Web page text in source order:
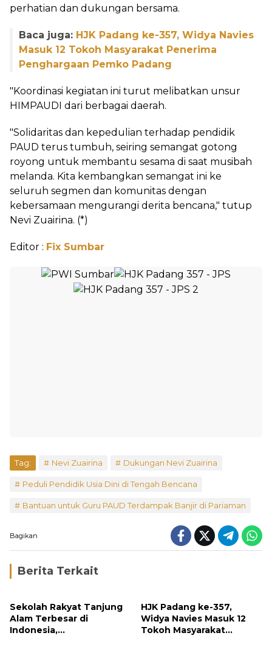
perhatian dan dukungan bersama.
Baca juga: HJK Padang ke-357, Widya Navies
Masuk 12 Tokoh Masyarakat Penerima
Penghargaan Pemko Padang
"Koordinasi kegiatan ini turut melibatkan unsur
HIMPAUDI dari berbagai daerah.
"Solidaritas dan kepedulian terhadap pendidik
PAUD terus tumbuh, seiring semangat gotong
royong untuk membantu sesama di saat musibah
melanda. Kita kembangkan semangat ini ke
seluruh segmen dan komunitas dengan
kebersamaan mengurangi derita bencana," tutup
Nevi Zuairina. (*)
Editor : Fix Sumbar
Tag: Nevi Zuairina Dukungan Nevi Zuairina
Peduli Pendidik Usia Dini di Tengah Bencana
Bantuan untuk Guru PAUD Terdampak Banjir di Pariaman
Bagikan
Berita Terkait
Sekolah Rakyat Tanjung
Alam Terbesar di
Indonesia,
HJK Padang ke-357,
Widya Navies Masuk 12
Tokoh Masyarakat